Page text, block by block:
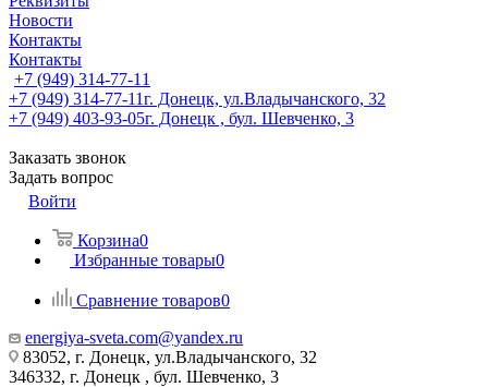
Новости
Контакты
Контакты
+7 (949) 314-77-11
+7 (949) 314-77-11г. Донецк, ул.Владычанского, 32
+7 (949) 403-93-05г. Донецк , бул. Шевченко, 3
Заказать звонок
Задать вопрос
Войти
Корзина0
Избранные товары0
Сравнение товаров0
energiya-sveta.com@yandex.ru
83052, г. Донецк, ул.Владычанского, 32
346332, г. Донецк , бул. Шевченко, 3